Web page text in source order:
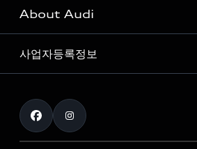
S range
아우디 신차 재고
아우디 모델 비교하기
아우디 공식 인증 중고차
The new Audi A6 Taste Drive 이벤트
고객안내
Audi Connect
myAudiworld
내비게이션 데이터 다운로드
아우디 영상 매뉴얼
About Audi
아우디 브랜드
Formula 1
Audi Story
사업자등록정보
통신판매업신고번호 : 2024-서울종로-
대표자명 : 틸 셰어